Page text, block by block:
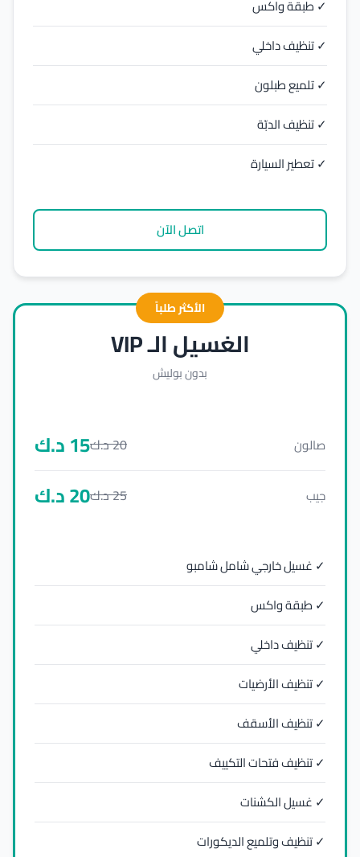
✓ طبقة واكس
✓ تنظيف داخلي
✓ تلميع طبلون
✓ تنظيف الدبّة
✓ تعطير السيارة
اتصل الآن
الأكثر طلباً
الغسيل الـ VIP
بدون بوليش
صالون 20د.ك15د.ك
جيب 25د.ك20د.ك
✓ غسيل خارجي شامل شامبو
✓ طبقة واكس
✓ تنظيف داخلي
✓ تنظيف الأرضيات
✓ تنظيف الأسقف
✓ تنظيف فتحات التكييف
✓ غسيل الكشنات
✓ تنظيف وتلميع الديكورات